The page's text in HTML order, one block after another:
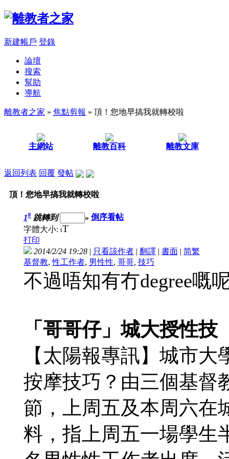
新建帳戶 登錄
論壇
搜索
幫助
導航
離教者之家 » 焦點剪報 » 頂！您地早搞我就轉校啦
主網站 離教百科 離教文庫
返回列表 回覆 發帖
頂！您地早搞我就轉校啦
1# 跳轉到 » 倒序看帖
字體大小: tT
打印
2014/2/24 19:28 | 只看該作者 | 翻譯 | 書面 | 简繁
基督教,性工作者, 男性性, 哥哥, 技巧
不過唔知有冇degree嘅
「哥哥仔」城大授性技
【太陽報專訊】城市
按摩技巧？由三個基督
節，上周五及本周六在
料，指上周五一場學生